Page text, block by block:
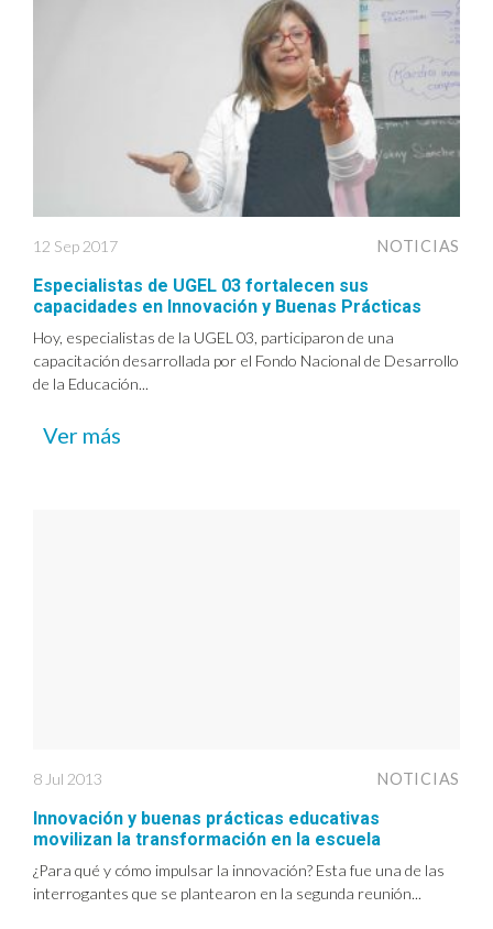
12 Sep 2017 NOTICIAS
Especialistas de UGEL 03 fortalecen sus
capacidades en Innovación y Buenas Prácticas
Hoy, especialistas de la UGEL 03, participaron de una
capacitación desarrollada por el Fondo Nacional de Desarrollo
de la Educación...
Ver más
8 Jul 2013 NOTICIAS
Innovación y buenas prácticas educativas
movilizan la transformación en la escuela
¿Para qué y cómo impulsar la innovación? Esta fue una de las
interrogantes que se plantearon en la segunda reunión...